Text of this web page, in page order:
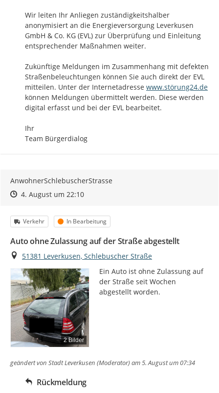
Wir leiten Ihr Anliegen zuständigkeitshalber
anonymisiert an die Energieversorgung Leverkusen
GmbH & Co. KG (EVL) zur Überprüfung und Einleitung
entsprechender Maßnahmen weiter.
Zukünftige Meldungen im Zusammenhang mit defekten
Straßenbeleuchtungen können Sie auch direkt der EVL
mitteilen. Unter der Internetadresse http://
www.störung24.de
können Meldungen übermittelt werden. Diese werden
digital erfasst und bei der EVL bearbeitet.
Ihr
Team Bürgerdialog
AnwohnerSchlebuscherStrasse
Zeitpunkt des Erstellens
Zeitpunkt des Erstellens
4. August um 22:10Zur Äußerung
Kategorie
Verkehr Status
In Bearbeitung
Auto ohne Zulassung auf der Straße abgestellt
Ort
51381 Leverkusen, Schlebuscher Straße
2 Bilder
Ein Auto ist ohne Zulassung auf
der Straße seit Wochen
abgestellt worden.
geändert von Stadt Leverkusen (Moderator)am 5. August um 07:34
Rückmeldung